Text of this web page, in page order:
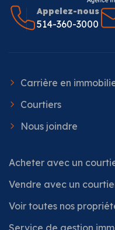
Appelez-nous
514-360-3000
Carrière en
Courtiers
Nous joindre
Acheter avec un
Vendre avec un
Voir toutes nos
Service de gestion